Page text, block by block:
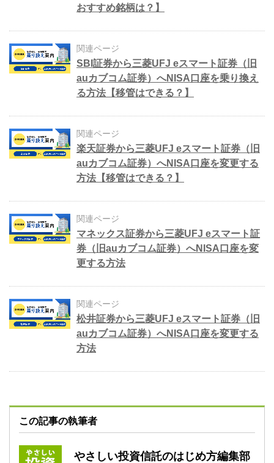
おすすめ銘柄は？】
関連ページ
SBI証券から三菱UFJ eスマート証券（旧
auカブコム証券）へNISA口座を乗り換え
る方法【移管はできる？】
関連ページ
楽天証券から三菱UFJ eスマート証券（旧
auカブコム証券）へNISA口座を変更する
方法【移管はできる？】
関連ページ
マネックス証券から三菱UFJ eスマート証
券（旧auカブコム証券）へNISA口座を変
更する方法
関連ページ
松井証券から三菱UFJ eスマート証券（旧
auカブコム証券）へNISA口座を変更する
方法
この記事の執筆者
やさしい投資信託のはじめ方編集部